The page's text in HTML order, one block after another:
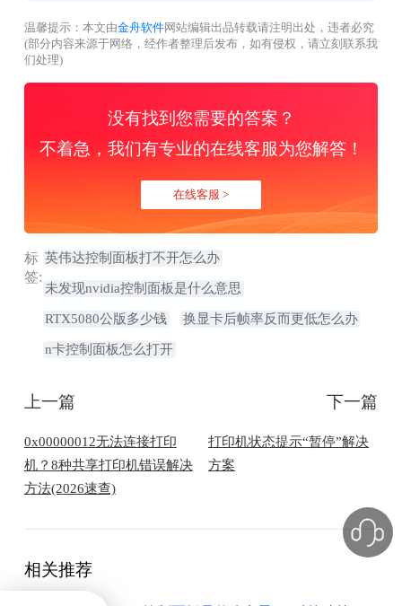
温馨提示：本文由金舟软件网站编辑出品转载请注明出处，违者必究
(部分内容来源于网络，经作者整理后发布，如有侵权，请立刻联系我
们处理)
没有找到您需要的答案？
不着急，我们有专业的在线客服为您解答！
在线客服 >
标
签:
英伟达控制面板打不开怎么办
未发现nvidia控制面板是什么意思
RTX5080公版多少钱 换显卡后帧率反而更低怎么办
n卡控制面板怎么打开
上一篇
0x00000012无法连接打印
机？8种共享打印机错误解决
方法(2026速查)
下一篇
打印机状态提示“暂停”解决
方案
相关推荐